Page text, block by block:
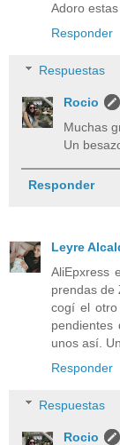
Adoro
Responder
Respuestas
Rocio
Muchas
Un
Responder
Leyre
AliEpxress
prendas de
cogí el
pendientes
unos así.
Responder
Respuestas
Rocio